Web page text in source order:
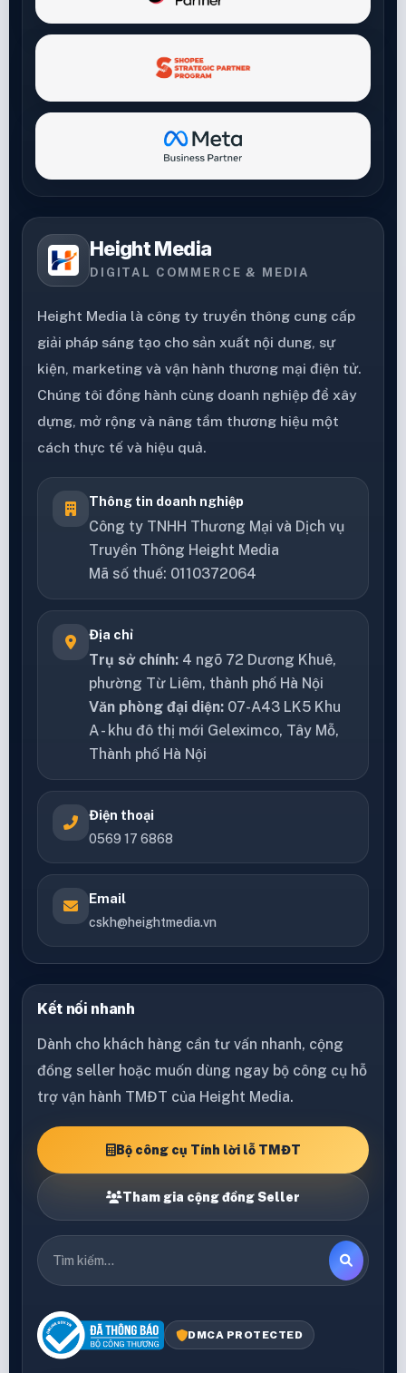
Height Media
DIGITAL COMMERCE & MEDIA
Height Media là công ty truyền thông cung cấp
giải pháp sáng tạo cho sản xuất nội dung, sự
kiện, marketing và vận hành thương mại điện tử.
Chúng tôi đồng hành cùng doanh nghiệp để xây
dựng, mở rộng và nâng tầm thương hiệu một
cách thực tế và hiệu quả.
Thông tin doanh nghiệp
Công ty TNHH Thương Mại và Dịch vụ
Truyền Thông Height Media
Mã số thuế: 0110372064
Địa chỉ
Trụ sở chính: 4 ngõ 72 Dương Khuê,
phường Từ Liêm, thành phố Hà Nội
Văn phòng đại diện: 07-A43 LK5 Khu
A - khu đô thị mới Geleximco, Tây Mỗ,
Thành phố Hà Nội
Điện thoại
0569 17 6868
Email
cskh@heightmedia.vn
Kết nối nhanh
Dành cho khách hàng cần tư vấn nhanh, cộng
đồng seller hoặc muốn dùng ngay bộ công cụ hỗ
trợ vận hành TMĐT của Height Media.
Bộ công cụ Tính lời lỗ TMĐT
Tham gia cộng đồng Seller
DMCA PROTECTED